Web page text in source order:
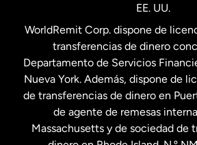
Suecia
EE. UU.
WorldRemit Corp. dispone de
transferencias de dinero
Departamento de Servicios
Nueva York. Además, dispone de
de transferencias de dinero en
de agente de remesas
Massachusetts y de sociedad de